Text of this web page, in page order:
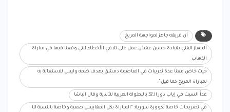
أن فريقه جاهز لمواجهة المريخ
الجهاز الفني بقيادة حسين عفش عمل على تلافي الأخطاء التي وقعنا فيها في مباراة
الذهاب
حيث خاض معنا عدة تدريبات في العاصمة دمشق بهدف ضمه وليس للاستعانة به
لمباراة المريخ كما قيل".
غداً السبت في إياب دور الـ 32 بالبطولة العربية للأندية وقال الباشا
في تصريحات خاصة لكوورة سورية: "المباراة بكل المقاييس صعبة وخاصة بالنسبة لنا